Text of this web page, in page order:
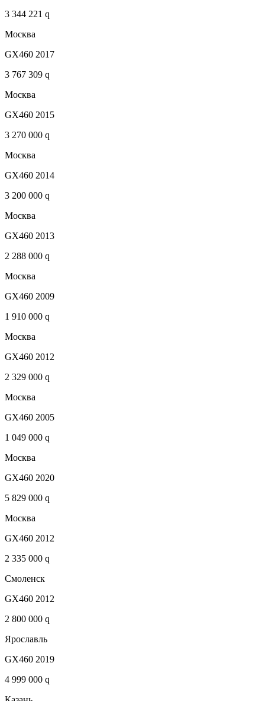
3 344 221 q
Москва
GX460 2017
3 767 309 q
Москва
GX460 2015
3 270 000 q
Москва
GX460 2014
3 200 000 q
Москва
GX460 2013
2 288 000 q
Москва
GX460 2009
1 910 000 q
Москва
GX460 2012
2 329 000 q
Москва
GX460 2005
1 049 000 q
Москва
GX460 2020
5 829 000 q
Москва
GX460 2012
2 335 000 q
Смоленск
GX460 2012
2 800 000 q
Ярославль
GX460 2019
4 999 000 q